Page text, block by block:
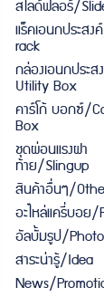
สไลด์ฟลอร์/
แร็คเอนกประส
rack
กล่องเอนกประ
Utility Box
คาร์โก้ บอกซ์/
Box
ชุดผ่อนแรงฝา
ท้าย/Slingup
สินค้าอื่นๆ/
อะไหล่แครี่บอย/
อัลบั้มรูป/
สาระน่ารู้/Idea
News/